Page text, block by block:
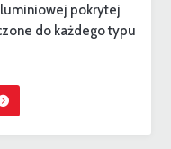
pokrytej
do każdego typu